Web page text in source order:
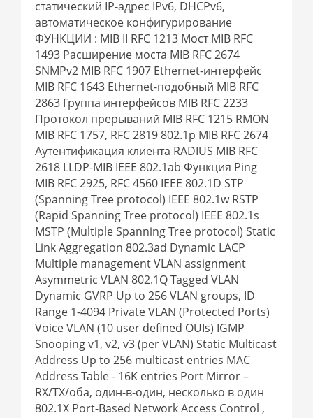
статический IP-адрес IPv6, DHCPv6,
автоматическое конфигурирование
ФУНКЦИИ : MIB II RFC 1213 Мост MIB RFC
1493 Расширение моста MIB RFC 2674
SNMPv2 MIB RFC 1907 Ethernet-интерфейс
MIB RFC 1643 Ethernet-подобный MIB RFC
2863 Группа интерфейсов MIB RFC 2233
Протокол прерываний MIB RFC 1215 RMON
MIB RFC 1757, RFC 2819 802.1p MIB RFC 2674
Аутентификация клиента RADIUS MIB RFC
2618 LLDP-MIB IEEE 802.1ab Функция Ping
MIB RFC 2925, RFC 4560 IEEE 802.1D STP
(Spanning Tree protocol) IEEE 802.1w RSTP
(Rapid Spanning Tree protocol) IEEE 802.1s
MSTP (Multiple Spanning Tree protocol) Static
Link Aggregation 802.3ad Dynamic LACP
Multiple management VLAN assignment
Asymmetric VLAN 802.1Q Tagged VLAN
Dynamic GVRP Up to 256 VLAN groups, ID
Range 1-4094 Private VLAN (Protected Ports)
Voice VLAN (10 user defined OUIs) IGMP
Snooping v1, v2, v3 (per VLAN) Static Multicast
Address Up to 256 multicast entries MAC
Address Table - 16K entries Port Mirror –
RX/TX/оба, один-в-один, несколько в один
802.1X Port-Based Network Access Control ,